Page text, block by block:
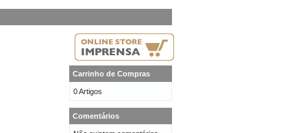
Carrinho de Compras
0 Artigos
Comentários